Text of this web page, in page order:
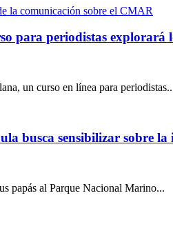
para periodistas
un curso en línea para
busca sensibilizar sobre
papás al Parque Nacional Marino...